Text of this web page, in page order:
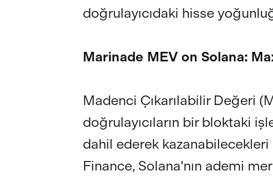
doğrulayıcıdaki hisse
Marinade MEV on Solana:
Madenci Çıkarılabilir Değeri
doğrulayıcıların bir bloktaki
dahil ederek
Finance, Solana'nın ademi